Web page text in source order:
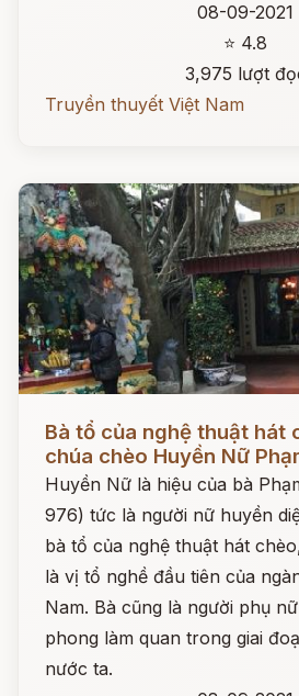
08-09-2021
⭐ 4.8
3,975 lượt
Truyền thuyết Việt Nam
Đọc ngay
Bà tổ của nghệ thuật hát
chúa chèo Huyền Nữ
Huyền Nữ là hiệu của bà
976) tức là người nữ huyền
bà tổ của nghệ thuật hát
là vị tổ nghề đầu tiên của
Nam. Bà cũng là người phụ
phong làm quan trong giai
nước ta.